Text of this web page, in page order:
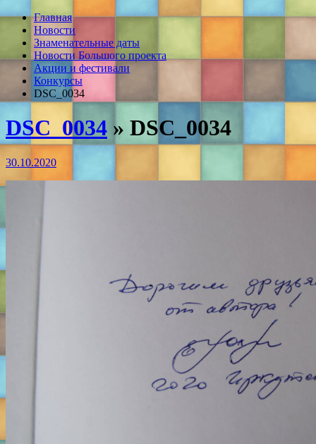
Главная
Новости
Знаменательные даты
Новости Большого проекта
Акции и фестивали
Конкурсы
DSC_0034
DSC_0034 » DSC_0034
30.10.2020